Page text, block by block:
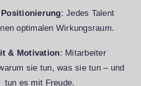
: Jedes Talent
optimalen Wirkungsraum.
& Motivation: Mitarbeiter
sie tun, was sie tun – und
tun es mit Freude.